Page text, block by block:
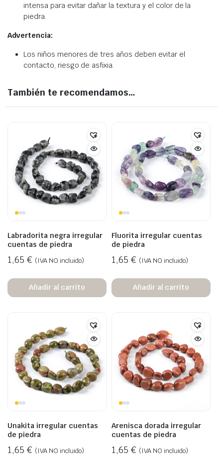
intensa para evitar dañar la textura y el color de la
piedra.
Advertencia:
Los niños menores de tres años deben evitar el
contacto, riesgo de asfixia.
También te recomendamos…
Labradorita negra irregular
cuentas de piedra
1,65 € (IVA NO incluido)
Añadir al carrito
Fluorita irregular cuentas
de piedra
1,65 € (IVA NO incluido)
Añadir al carrito
Unakita irregular cuentas
de piedra
1,65 € (IVA NO incluido)
Arenisca dorada irregular
cuentas de piedra
1,65 € (IVA NO incluido)